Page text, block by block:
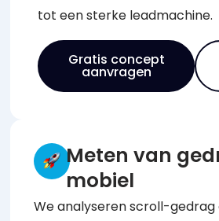
tot een sterke leadmachine.
Gratis concept
aanvragen
Meten van
mobiel
We analyseren scroll-gedrag